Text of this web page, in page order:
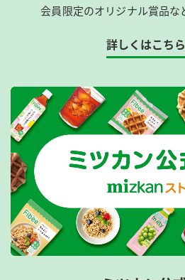
会員限定のオリジナル賞品な
詳しくはこちら